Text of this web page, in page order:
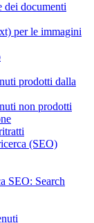
dei documenti
per le immagini
prodotti dalla
non prodotti
(SEO)
SEO: Search